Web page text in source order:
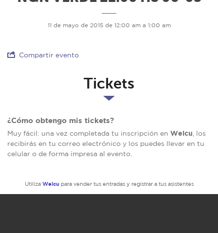
11 de mayo de 2015 de 12:00 am a 1:00 am
Compartir evento
Tickets
¿Cómo obtengo mis tickets?
Muy fácil: una vez completada tu inscripción en Welcu , los
recibirás en tu correo electrónico y los puedes llevar en tu
celular o de forma impresa al evento.
Utiliza Welcu para vender tus entradas y registrar a tus asistentes